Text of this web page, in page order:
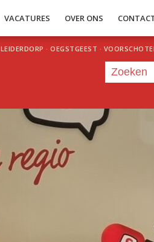
VACATURES OVER ONS
LEIDERDORP · OEGSTGEEST ·